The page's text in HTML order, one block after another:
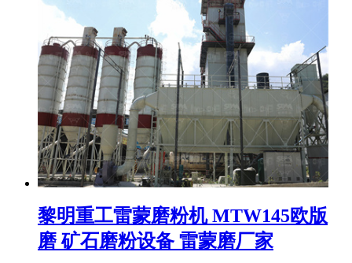
黎明重工雷蒙磨粉机 MTW145欧版
磨 矿石磨粉设备 雷蒙磨厂家